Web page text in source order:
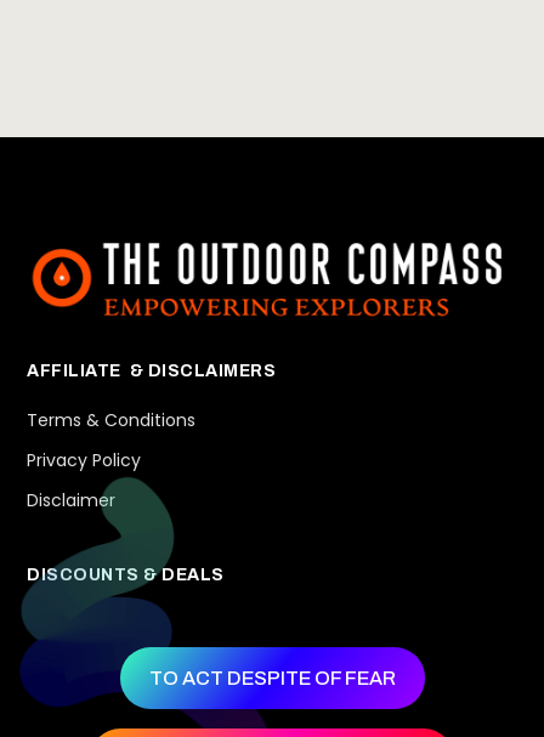
AFFILIATE & DISCLAIMERS
Terms & Conditions
Privacy Policy
Disclaimer
DISCOUNTS & DEALS
TO ACT DESPITE OF FEAR